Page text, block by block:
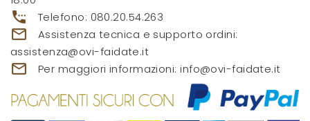
settings_phone Telefono: 080.20.54.263
mail_outline
Assistenza tecnica e supporto ordini:
assistenza@ovi-faidate.it
mail_outline Per maggiori informazioni:info@ovi-faidate.it